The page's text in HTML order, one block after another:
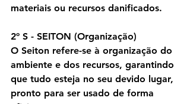
materiais ou recursos danificados.
2º S - SEITON (Organização)
O Seiton refere-se à organização do
ambiente e dos recursos, garantindo
que tudo esteja no seu devido lugar,
pronto para ser usado de forma